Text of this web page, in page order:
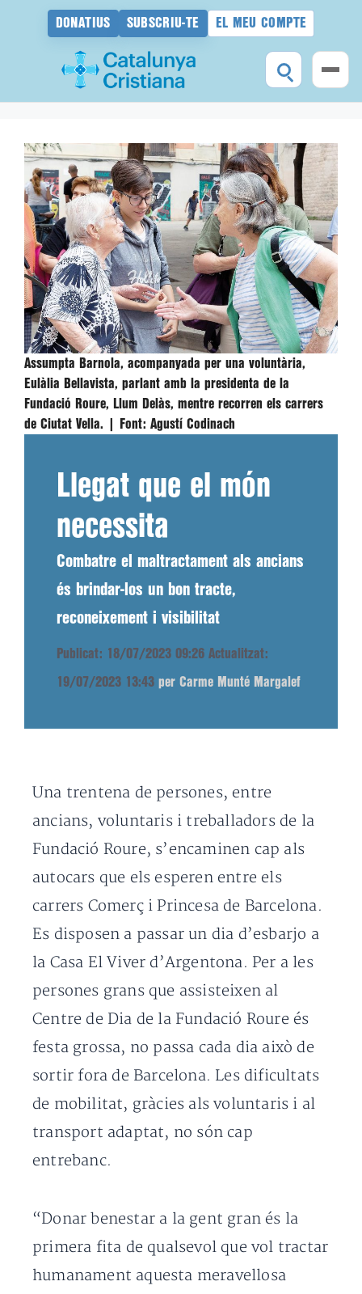
DONATIUS SUBSCRIU-TE EL MEU COMPTE
contingut
Assumpta Barnola, acompanyada per una voluntària,
Eulàlia Bellavista, parlant amb la presidenta de la
Fundació Roure, Llum Delàs, mentre recorren els carrers
de Ciutat Vella. |
Font: Agustí Codinach
Llegat que el món
necessita
Combatre el maltractament als ancians
és brindar-los un bon tracte,
reconeixement i visibilitat
Publicat: 18/07/2023 09:26 Actualitzat:
19/07/2023 13:43 per Carme Munté Margalef
Una trentena de persones, entre
ancians, voluntaris i treballadors de la
Fundació Roure, s’encaminen cap als
autocars que els esperen entre els
carrers Comerç i Princesa de Barcelona.
Es disposen a passar un dia d’esbarjo a
la Casa El Viver d’Argentona. Per a les
persones grans que assisteixen al
Centre de Dia de la Fundació Roure és
festa grossa, no passa cada dia això de
sortir fora de Barcelona. Les dificultats
de mobilitat, gràcies als voluntaris i al
transport adaptat, no són cap
entrebanc.
“Donar benestar a la gent gran és la
primera fita de qualsevol que vol tractar
humanament aquesta meravellosa